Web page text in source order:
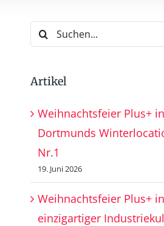
Suche
nach:
Artikel
Weihnachtsfeier Plus+ in
Dortmunds
Nr.1
19. Juni 2026
Weihnachtsfeier Plus+ in
einzigartiger